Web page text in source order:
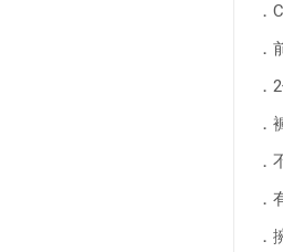
．
．
．
．
．
．
．